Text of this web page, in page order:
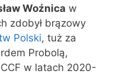
Woźnica w
zdobył brązowy
Polski, tuż za
Probolą,
w latach 2020-